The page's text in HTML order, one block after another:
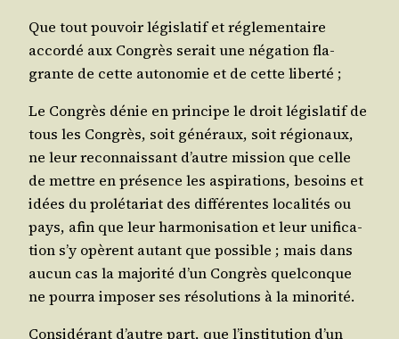
Que tout pou­voir légis­la­tif et régle­men­taire
accor­dé aux Congrès serait une néga­tion fla­
grante de cette auto­no­mie et de cette liberté ;
Le Congrès dénie en prin­cipe le droit légis­la­tif de
tous les Congrès, soit géné­raux, soit régio­naux,
ne leur recon­nais­sant d’autre mis­sion que celle
de mettre en pré­sence les aspi­ra­tions, besoins et
idées du pro­lé­ta­riat des dif­fé­rentes loca­li­tés ou
pays, afin que leur har­mo­ni­sa­tion et leur uni­fi­ca­
tion s’y opèrent autant que pos­sible ; mais dans
aucun cas la majo­ri­té d’un Congrès quel­conque
ne pour­ra impo­ser ses réso­lu­tions à la minorité.
Consi­dé­rant d’autre part, que l’institution d’un